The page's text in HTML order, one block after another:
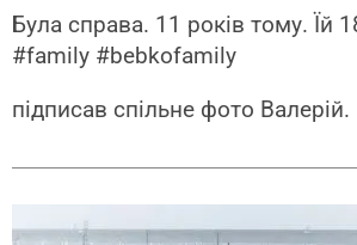
Була справа. 11 років тому. Їй
#family #bebkofamily
підписав спільне фото Валерій.